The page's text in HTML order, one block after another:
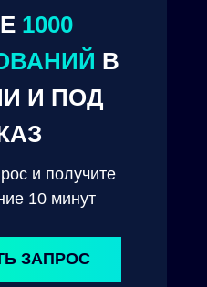
ЗАПРОС
1000
В
И ПОД
и получите
10 минут